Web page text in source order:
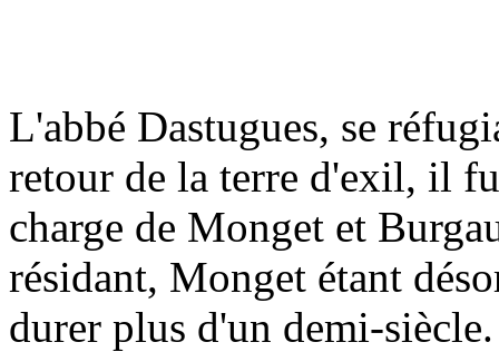
L'abbé Dastugues, se
retour de la terre d'exil, il
charge de Monget et
résidant, Monget étant
durer plus d'un demi-siècle.